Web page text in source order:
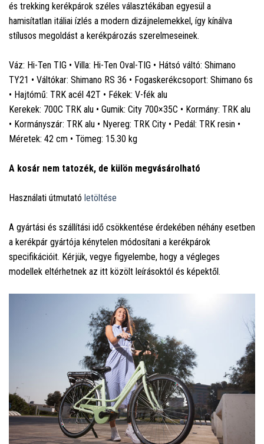
és trekking kerékpárok széles választékában egyesül a
hamisítatlan itáliai ízlés a modern dizájnelemekkel, így kínálva
stílusos megoldást a kerékpározás szerelmeseinek.
Váz: Hi-Ten TIG • Villa: Hi-Ten Oval-TIG • Hátsó váltó: Shimano
TY21 • Váltókar: Shimano RS 36 • Fogaskerékcsoport: Shimano 6s
• Hajtómű: TRK acél 42T • Fékek: V-fék alu
Kerekek: 700C TRK alu • Gumik: City 700×35C • Kormány: TRK alu
• Kormányszár: TRK alu • Nyereg: TRK City • Pedál: TRK resin •
Méretek: 42 cm • Tömeg: 15.30 kg
A kosár nem tatozék, de külön megvásárolható
Használati útmutató letöltése
A gyártási és szállítási idő csökkentése érdekében néhány esetben
a kerékpár gyártója kénytelen módosítani a kerékpárok
specifikációit. Kérjük, vegye figyelembe, hogy a végleges
modellek eltérhetnek az itt közölt leírásoktól és képektől.